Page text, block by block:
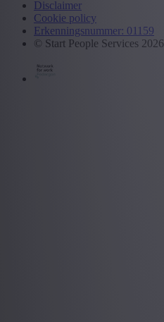
Disclaimer
Cookie policy
Erkenningsnummer: 01159
© Start People Services 2026